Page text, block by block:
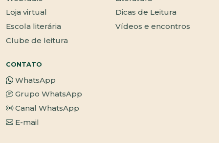
Loja virtual
Escola literária
Clube de leitura
Dicas de Leitura
Vídeos e encontros
CONTATO
WhatsApp
Grupo WhatsApp
Canal WhatsApp
E-mail